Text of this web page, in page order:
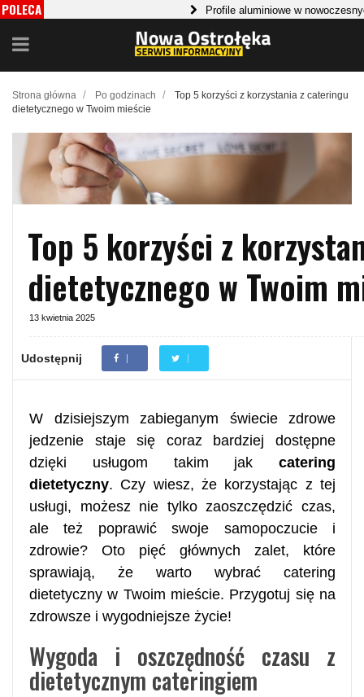
POLECA
Profile aluminiowe w nowoczesnych
Która metoda wyważania kół jest
Strona główna / Po godzinach /
Top 5 korzyści z korzystania z cateringu
dietetycznego w Twoim mieście
Top 5 korzyści z
dietetycznego w Twoim
13 kwietnia 2025
Udostępnij
W dzisiejszym zabieganym świecie zdrowe
jedzenie staje się coraz bardziej dostępne
dzięki usługom takim jak catering
dietetyczny. Czy wiesz, że korzystając z tej
usługi, możesz nie tylko zaoszczędzić czas,
ale też poprawić swoje samopoczucie i
zdrowie? Oto pięć głównych zalet, które
sprawiają, że warto wybrać catering
dietetyczny w Twoim mieście. Przygotuj się na
zdrowsze i wygodniejsze życie!
Wygoda i oszczędność czasu z
dietetycznym cateringiem